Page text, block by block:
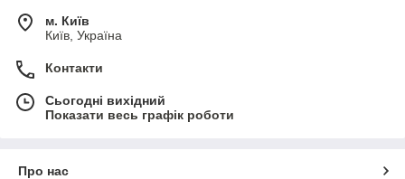
м. Київ
Київ, Україна
Контакти
Сьогодні вихідний
Показати весь графік роботи
Про нас